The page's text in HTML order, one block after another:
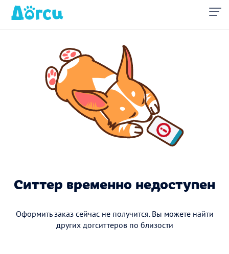
Ситтер временно недоступен
Оформить заказ сейчас не получится. Вы можете найти
других догситтеров по близости